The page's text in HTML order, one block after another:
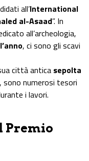
all’International
al-Asaad”. In
all’archeologia,
, ci sono gli scavi
città antica sepolta
, sono numerosi tesori
i lavori.
Premio